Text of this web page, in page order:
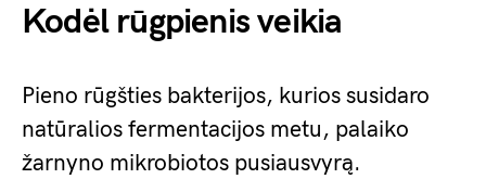
Kodėl rūgpienis veikia
Pieno rūgšties bakterijos, kurios susidaro
natūralios fermentacijos metu, palaiko
žarnyno mikrobiotos pusiausvyrą.